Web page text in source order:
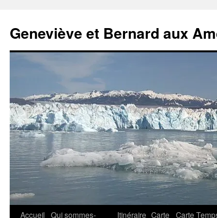
Geneviève et Bernard aux
Aller
Accueil Qui sommes-
Itinéraire Carte
Carte